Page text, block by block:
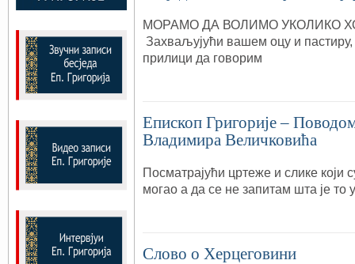
МОРАМО ДА ВОЛИМО УКОЛИКО
Захваљујући вашем оцу и
прилици да говорим
Епископ Григорије –
Владимира Величковића
Посматрајући цртеже и слике који
могао а да се не запитам шта је то у
Слово о Херцеговини